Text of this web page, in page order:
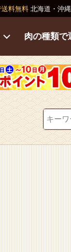
料無料 北海道・沖
肉の種類で